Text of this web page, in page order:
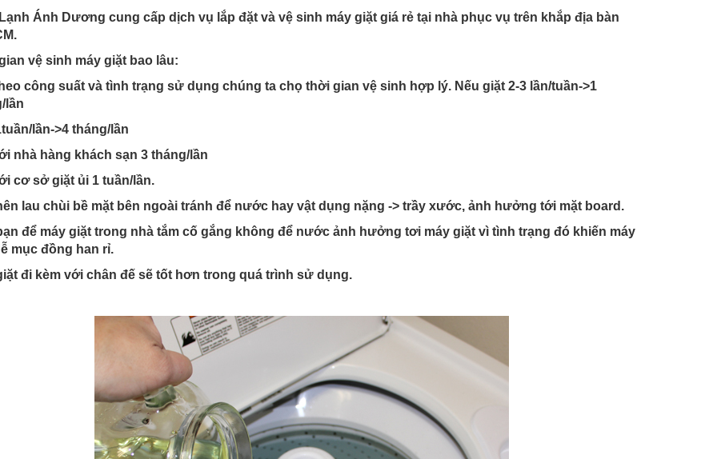
Ánh Dương cung cấp dịch vụ lắp đặt và vệ sinh máy giặt giá rẻ tại nhà phục vụ trên khắp địa bàn
vệ sinh máy giặt bao lâu:
công suất và tình trạng sử dụng chúng ta chọ thời gian vệ sinh hợp lý. Nếu giặt 2-3 lần/tuần->1
lần
lần->4 tháng/lần
nhà hàng khách sạn 3 tháng/lần
cơ sở giặt ủi 1 tuần/lần.
lau chùi bề mặt bên ngoài tránh để nước hay vật dụng nặng -> trầy xước, ảnh hưởng tới mặt board.
để máy giặt trong nhà tắm cố gắng không để nước ảnh hưởng tơi máy giặt vì tình trạng đó khiến máy
mục đồng han rỉ.
đi kèm với chân đế sẽ tốt hơn trong quá trình sử dụng.